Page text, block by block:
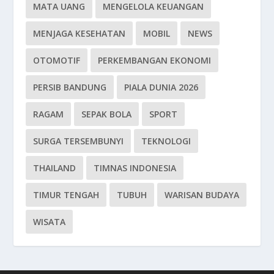
MATA UANG MENGELOLA KEUANGAN
MENJAGA KESEHATAN MOBIL NEWS
OTOMOTIF PERKEMBANGAN EKONOMI
PERSIB BANDUNG PIALA DUNIA 2026
RAGAM SEPAK BOLA SPORT
SURGA TERSEMBUNYI TEKNOLOGI
THAILAND TIMNAS INDONESIA
TIMUR TENGAH TUBUH WARISAN BUDAYA
WISATA